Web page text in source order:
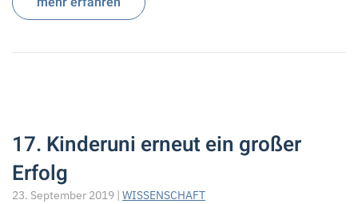
17. Kinderuni erneut ein großer
Erfolg
23. September 2019 | WISSENSCHAFT